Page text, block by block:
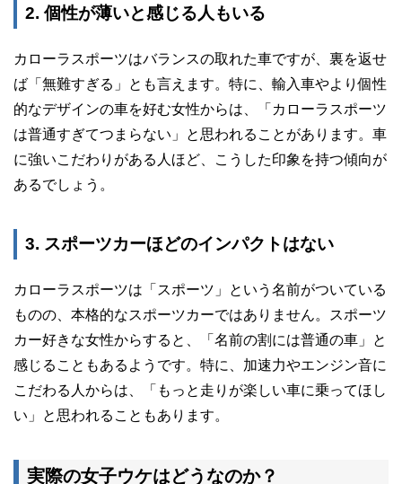
2. 個性が薄いと感じる人もいる
カローラスポーツはバランスの取れた車ですが、裏を返せ
ば「無難すぎる」とも言えます。特に、輸入車やより個性
的なデザインの車を好む女性からは、「カローラスポーツ
は普通すぎてつまらない」と思われることがあります。車
に強いこだわりがある人ほど、こうした印象を持つ傾向が
あるでしょう。
3. スポーツカーほどのインパクトはない
カローラスポーツは「スポーツ」という名前がついている
ものの、本格的なスポーツカーではありません。スポーツ
カー好きな女性からすると、「名前の割には普通の車」と
感じることもあるようです。特に、加速力やエンジン音に
こだわる人からは、「もっと走りが楽しい車に乗ってほし
い」と思われることもあります。
実際の女子ウケはどうなのか？